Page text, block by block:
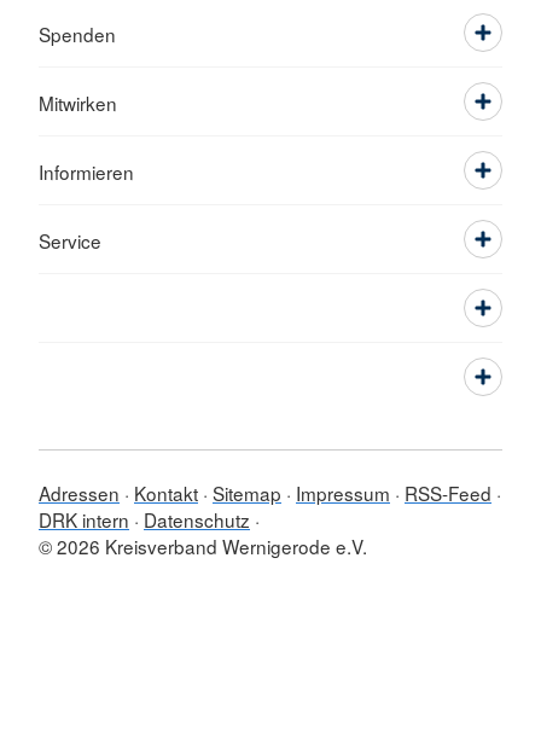
Spenden
Mitwirken
Informieren
Service
Adressen Kontakt Sitemap Impressum
RSS-Feed
DRK intern
Datenschutz
© 2026 Kreisverband Wernigerode e.V.